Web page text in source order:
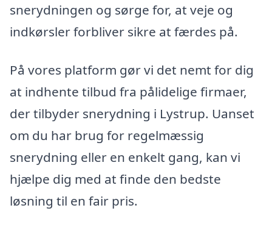
snerydningen og sørge for, at veje og
indkørsler forbliver sikre at færdes på.
På vores platform gør vi det nemt for dig
at indhente tilbud fra pålidelige firmaer,
der tilbyder snerydning i Lystrup. Uanset
om du har brug for regelmæssig
snerydning eller en enkelt gang, kan vi
hjælpe dig med at finde den bedste
løsning til en fair pris.